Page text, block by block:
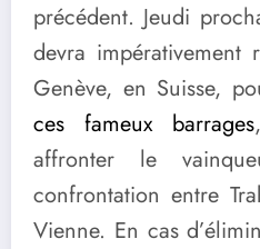
précédent. Jeudi
devra
Genève, en Suisse,
ces fameux barrages
affronter le
confrontation entre
Vienne. En cas